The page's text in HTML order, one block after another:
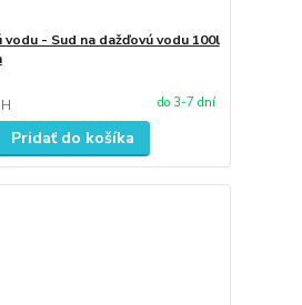
vodu - Sud na dažďovú vodu 100l
do 3-7 dní
Pridať do košíka